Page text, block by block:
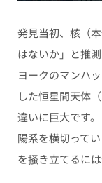
発見当初、核（
はないか」と推
ヨークのマンハ
した恒星間天体
違いに巨大です
陽系を横切って
を掻き立てるには